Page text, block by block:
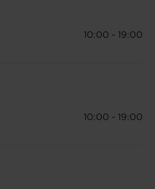
10:00 - 19:00
10:00 - 19:00